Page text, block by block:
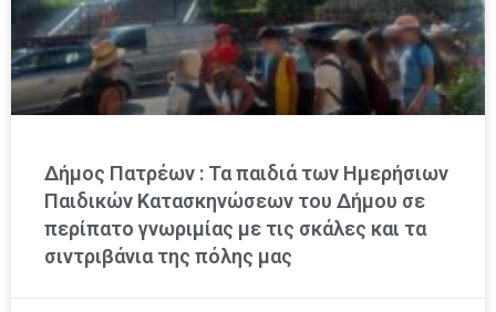
Δήμος Πατρέων : Τα παιδιά των Ημερήσιων
Παιδικών Κατασκηνώσεων του Δήμου σε
περίπατο γνωριμίας με τις σκάλες και τα
σιντριβάνια της πόλης μας